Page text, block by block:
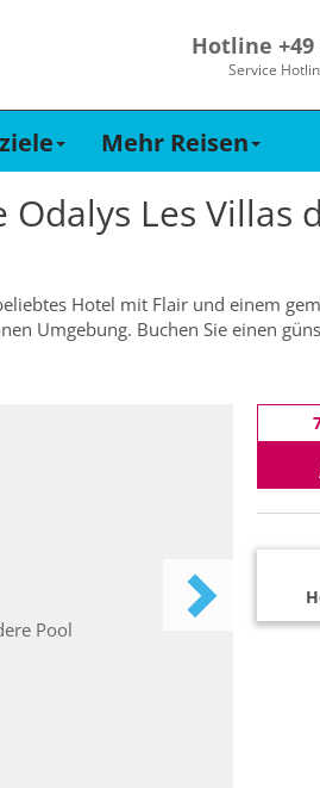
Hotline +49
Service
Mehr Reisen
Odalys Les Villas
Hotel mit Flair und einem
Umgebung. Buchen Sie einen